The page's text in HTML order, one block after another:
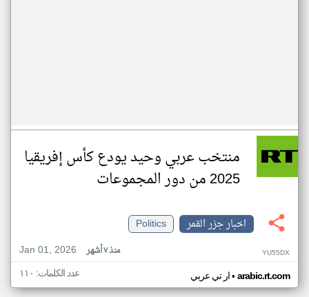
منتخب عربي وحيد يودع كأس إفريقيا
2025 من دور المجموعات
اخبار جزر القمر
Politics
Jan 01, 2026
منذ ٧ أشهر YU55DX
ار تي عربي• arabic.rt.com عدد الكلمات: ١١٠